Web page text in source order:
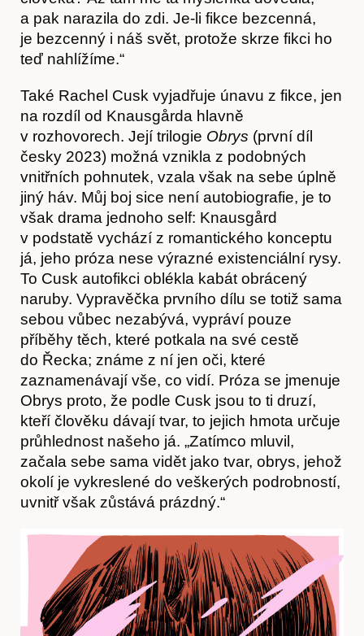
a pak narazila do zdi. Je-li fikce bezcenná,
je bezcenný i náš svět, protože skrze fikci ho
teď nahlížíme.“
Také Rachel Cusk vyjadřuje únavu z fikce, jen
na rozdíl od Knausgårda hlavně
v rozhovorech. Její trilogie Obrys (první díl
česky 2023) možná vznikla z podobných
vnitřních pohnutek, vzala však na sebe úplně
jiný háv. Můj boj sice není autobiografie, je to
však drama jednoho self: Knausgård
v podstatě vychází z romantického konceptu
já, jeho próza nese výrazné existenciální rysy.
To Cusk autofikci oblékla kabát obrácený
naruby. Vypravěčka prvního dílu se totiž sama
sebou vůbec nezabývá, vypráví pouze
příběhy těch, které potkala na své cestě
do Řecka; známe z ní jen oči, které
zaznamenávají vše, co vidí. Próza se jmenuje
Obrys proto, že podle Cusk jsou to ti druzí,
kteří člověku dávají tvar, to jejich hmota určuje
průhlednost našeho já. „Zatímco mluvil,
začala sebe sama vidět jako tvar, obrys, jehož
okolí je vykreslené do veškerých podrobností,
uvnitř však zůstává prázdný.“